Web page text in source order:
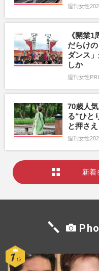
週刊女性
《開業
だらけ
ダンス
しか
週刊女性
70歳人
る“ひと
と押さ
週刊女性
新着